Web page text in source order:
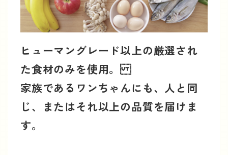
ヒューマングレード以上の厳選され
た食材のみを使用。
家族であるワンちゃんにも、人と同
じ、またはそれ以上の品質を届けま
す。